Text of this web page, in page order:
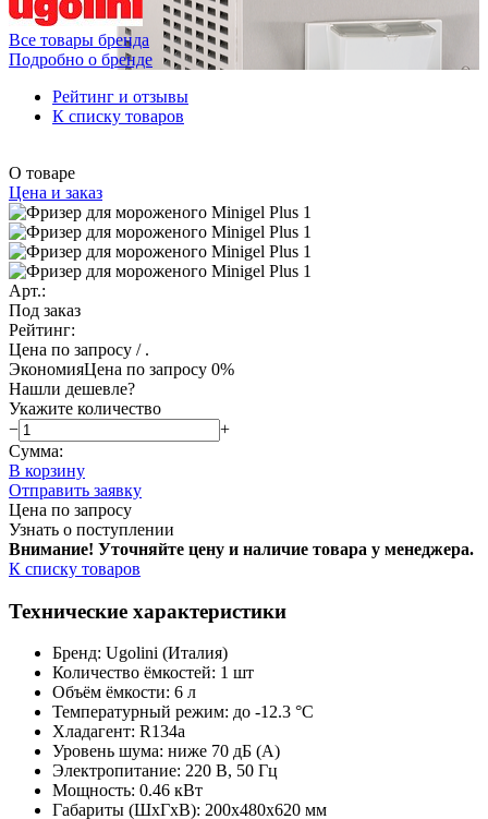
Все товары бренда
Подробно о бренде
Рейтинг и отзывы
К списку товаров
О товаре
Цена и заказ
Арт.:
Под заказ
Рейтинг:
Цена по запросу / .
ЭкономияЦена по запросу 0%
Нашли дешевле?
Укажите количество
−
+
Сумма:
В корзину
Отправить заявку
Цена по запросу
Узнать о поступлении
Внимание! Уточняйте цену и наличие товара у менеджера.
К списку товаров
Технические характеристики
Бренд: Ugolini (Италия)
Количество ёмкостей: 1 шт
Объём ёмкости: 6 л
Температурный режим: до -12.3 °С
Хладагент: R134a
Уровень шума: ниже 70 дБ (A)
Электропитание: 220 В, 50 Гц
Мощность: 0.46 кВт
Габариты (ШxГxВ): 200х480х620 мм